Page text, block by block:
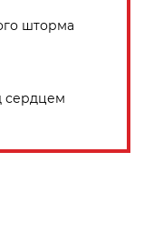
шторма
сердцем